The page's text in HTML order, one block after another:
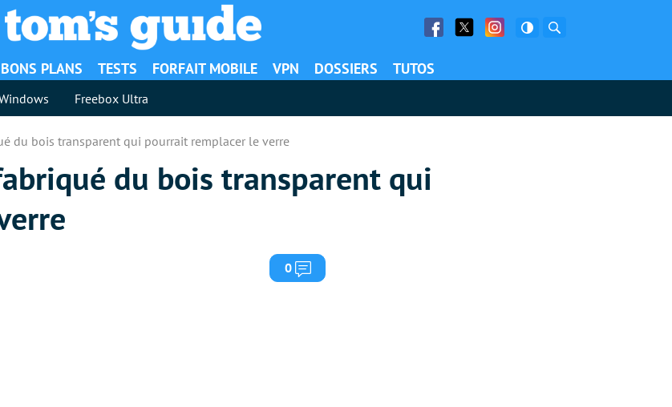
Facebook
Twitter Facebook
BONS PLANS TESTS FORFAIT MOBILE VPN DOSSIERS TUTOS
Freebox Ultra
du bois transparent qui pourrait remplacer le verre
du bois transparent qui
0 Commentaires